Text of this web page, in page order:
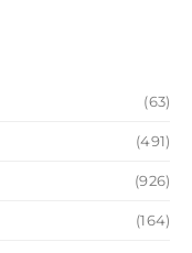
(63)
(491)
(926)
(164)